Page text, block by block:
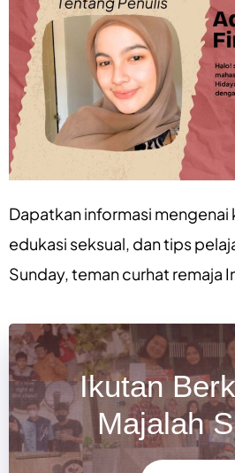
Dapatkan informasi mengenai
edukasi seksual, dantips
Sunday, teman curhat remaja
Ikutan
Majalah